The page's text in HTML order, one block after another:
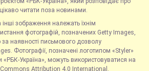
читати поза новинами.
інші зображення належать їхнім
фотографій, позначених Getty Images,
наявності письмового дозволу
Фотографії, позначені логотипом «Styler»
«РБК-Україна», можуть використовуватися на
Commons Attribution 4.0 International.